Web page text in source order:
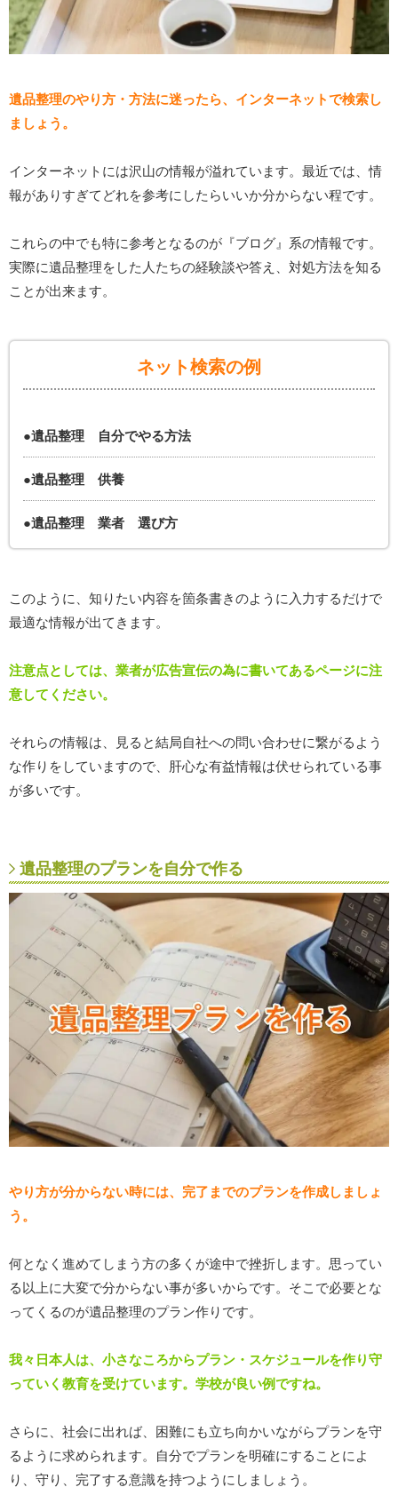
遺品整理のやり方・方法に迷ったら、インターネットで検索し
ましょう。
インターネットには沢山の情報が溢れています。最近では、情
報がありすぎてどれを参考にしたらいいか分からない程です。
これらの中でも特に参考となるのが『ブログ』系の情報です。
実際に遺品整理をした人たちの経験談や答え、対処方法を知る
ことが出来ます。
ネット検索の例
●遺品整理 自分でやる方法
●遺品整理 供養
●遺品整理 業者 選び方
このように、知りたい内容を箇条書きのように入力するだけで
最適な情報が出てきます。
注意点としては、業者が広告宣伝の為に書いてあるページに注
意してください。
それらの情報は、見ると結局自社への問い合わせに繋がるよう
な作りをしていますので、肝心な有益情報は伏せられている事
が多いです。
遺品整理のプランを自分で作る
やり方が分からない時には、完了までのプランを作成しましょ
う。
何となく進めてしまう方の多くが途中で挫折します。思ってい
る以上に大変で分からない事が多いからです。そこで必要とな
ってくるのが遺品整理のプラン作りです。
我々日本人は、小さなころからプラン・スケジュールを作り守
っていく教育を受けています。学校が良い例ですね。
さらに、社会に出れば、困難にも立ち向かいながらプランを守
るように求められます。自分でプランを明確にすることによ
り、守り、完了する意識を持つようにしましょう。